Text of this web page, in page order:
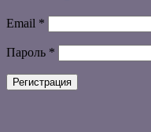
Email *
Пароль *
Регистрация